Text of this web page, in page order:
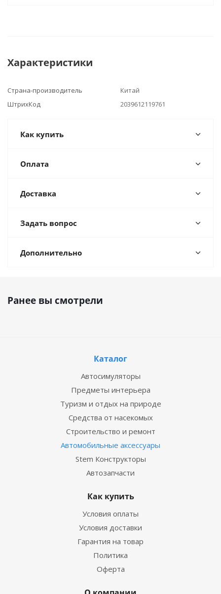
Характеристики
Страна-производитель
Китай
ШтрихКод
2039612119761
Как купить
Оплата
Доставка
Задать вопрос
Дополнительно
Ранее вы смотрели
Каталог
Автосимуляторы
Предметы интерьера
Туризм и отдых на природе
Средства от насекомых
Строительство и ремонт
Автомобильные аксессуары
Stem Конструкторы
Автозапчасти
Как купить
Условия оплаты
Условия доставки
Гарантия на товар
Политика
Оферта